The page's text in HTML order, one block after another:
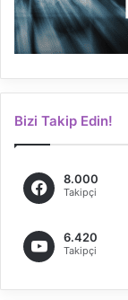
Bizi Takip Edin!
8.000
Takipçi
6.420
Takipçi